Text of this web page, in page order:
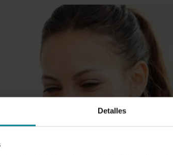
Detalles